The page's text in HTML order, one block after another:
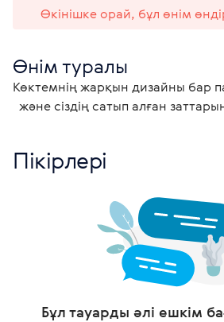
Өкінішке орай, бұл өнім
Өнім туралы
Көктемнің жарқын дизайны бар
және сіздің сатып алған
Пікірлері
Бұл тауарды әлі ешкім